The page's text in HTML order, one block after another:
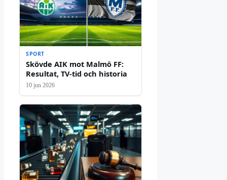
SPORT
Skövde AIK mot Malmö FF:
Resultat, TV-tid och historia
10 jun 2026